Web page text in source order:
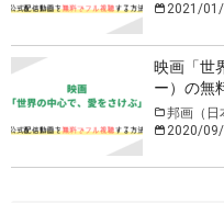
2021/
映画「世
ー）の無
題歌、キ
邦画（日
2020/